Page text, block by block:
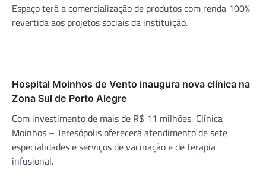
Espaço terá a comercialização de produtos com renda 100%
revertida aos projetos sociais da instituição.
Hospital Moinhos de Vento inaugura nova clínica na
Zona Sul de Porto Alegre
Com investimento de mais de R$ 11 milhões, Clínica
Moinhos – Teresópolis oferecerá atendimento de sete
especialidades e serviços de vacinação e de terapia
infusional.